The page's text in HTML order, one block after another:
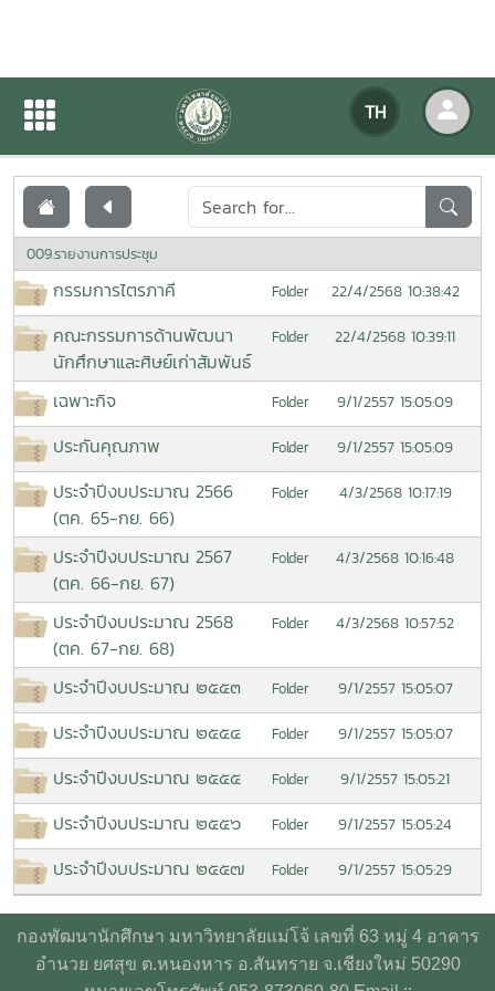
TH
เอกสารเผยแพร่
009.รายงานการประชุม
กรรมการไตรภาคี Folder 22/4/2568 10:38:42
คณะกรรมการด้านพัฒนา
นักศึกษาและศิษย์เก่าสัมพันธ์
Folder 22/4/2568 10:39:11
เฉพาะกิจ Folder 9/1/2557 15:05:09
ประกันคุณภาพ Folder 9/1/2557 15:05:09
ประจำปีงบประมาณ 2566
(ตค. 65-กย. 66)
Folder 4/3/2568 10:17:19
ประจำปีงบประมาณ 2567
(ตค. 66-กย. 67)
Folder 4/3/2568 10:16:48
ประจำปีงบประมาณ 2568
(ตค. 67-กย. 68)
Folder 4/3/2568 10:57:52
ประจำปีงบประมาณ ๒๕๕๓ Folder 9/1/2557 15:05:07
ประจำปีงบประมาณ ๒๕๕๔ Folder 9/1/2557 15:05:07
ประจำปีงบประมาณ ๒๕๕๕ Folder 9/1/2557 15:05:21
ประจำปีงบประมาณ ๒๕๕๖ Folder 9/1/2557 15:05:24
ประจำปีงบประมาณ ๒๕๕๗ Folder 9/1/2557 15:05:29
กองพัฒนานักศึกษา มหาวิทยาลัยแม่โจ้ เลขที่ 63 หมู่ 4 อาคาร
อำนวย ยศสุข ต.หนองหาร อ.สันทราย จ.เชียงใหม่ 50290